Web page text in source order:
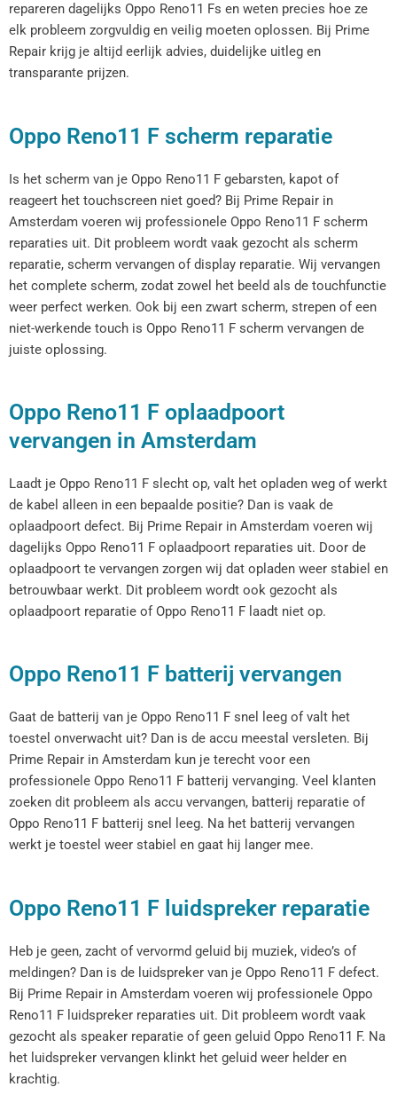
repareren dagelijks Oppo Reno11 Fs en weten precies hoe ze
elk probleem zorgvuldig en veilig moeten oplossen. Bij Prime
Repair krijg je altijd eerlijk advies, duidelijke uitleg en
transparante prijzen.
Oppo Reno11 F scherm reparatie
Is het scherm van je Oppo Reno11 F gebarsten, kapot of
reageert het touchscreen niet goed? Bij Prime Repair in
Amsterdam voeren wij professionele Oppo Reno11 F scherm
reparaties uit. Dit probleem wordt vaak gezocht als scherm
reparatie, scherm vervangen of display reparatie. Wij vervangen
het complete scherm, zodat zowel het beeld als de touchfunctie
weer perfect werken. Ook bij een zwart scherm, strepen of een
niet-werkende touch is Oppo Reno11 F scherm vervangen de
juiste oplossing.
Oppo Reno11 F oplaadpoort
vervangen in Amsterdam
Laadt je Oppo Reno11 F slecht op, valt het opladen weg of werkt
de kabel alleen in een bepaalde positie? Dan is vaak de
oplaadpoort defect. Bij Prime Repair in Amsterdam voeren wij
dagelijks Oppo Reno11 F oplaadpoort reparaties uit. Door de
oplaadpoort te vervangen zorgen wij dat opladen weer stabiel en
betrouwbaar werkt. Dit probleem wordt ook gezocht als
oplaadpoort reparatie of Oppo Reno11 F laadt niet op.
Oppo Reno11 F batterij vervangen
Gaat de batterij van je Oppo Reno11 F snel leeg of valt het
toestel onverwacht uit? Dan is de accu meestal versleten. Bij
Prime Repair in Amsterdam kun je terecht voor een
professionele Oppo Reno11 F batterij vervanging. Veel klanten
zoeken dit probleem als accu vervangen, batterij reparatie of
Oppo Reno11 F batterij snel leeg. Na het batterij vervangen
werkt je toestel weer stabiel en gaat hij langer mee.
Oppo Reno11 F luidspreker reparatie
Heb je geen, zacht of vervormd geluid bij muziek, video’s of
meldingen? Dan is de luidspreker van je Oppo Reno11 F defect.
Bij Prime Repair in Amsterdam voeren wij professionele Oppo
Reno11 F luidspreker reparaties uit. Dit probleem wordt vaak
gezocht als speaker reparatie of geen geluid Oppo Reno11 F. Na
het luidspreker vervangen klinkt het geluid weer helder en
krachtig.